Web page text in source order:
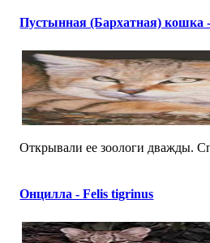
Пустынная (Бархатная) кошка
Открывали ее зоологи дважды.
Онцилла - Felis tigrinus